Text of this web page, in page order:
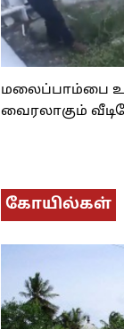
மலைப்பாம்பை
வைரலாகும்
கோயில்கள்